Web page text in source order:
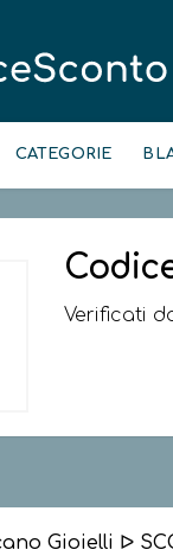
CATEGORIE
Verificati
Gioielli ᐅ